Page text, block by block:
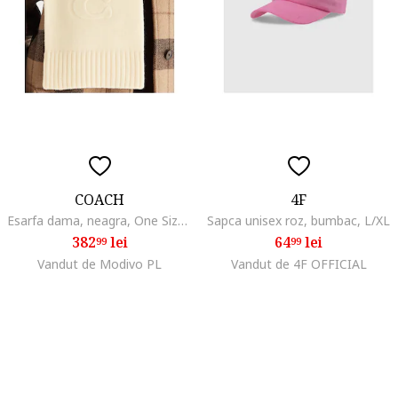
COACH
Esarfa dama, neagra, One Size INTL
38299lei
Vandut de Modivo PL
4F
Sapca unisex roz, bumbac, L/XL
6499lei
Vandut de 4F OFFICIAL